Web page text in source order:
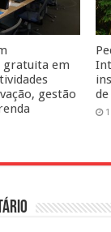
gratuita em
gestão
de